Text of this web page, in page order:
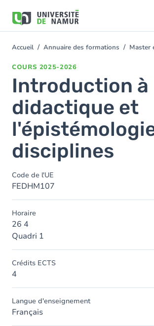
contenu
You
Accueil Annuaire des formations Master
COURS 2025-2026
Introduction à
didactique et
disciplines
Code de l'UE
FEDHM107
Horaire
26 4
Quadri 1
Crédits ECTS
4
Langue d'enseignement
Français